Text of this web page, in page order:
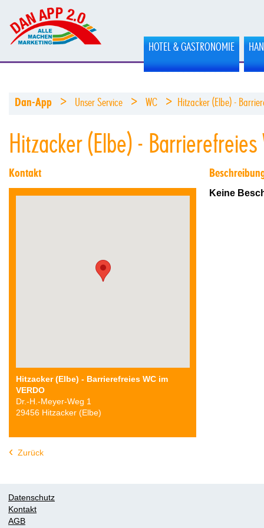
HOTEL & GASTRONOMIE
Dan-App > Unser Service > WC > Hitzacker (Elbe) -
Hitzacker (Elbe) - Barrierefreies
Kontakt
Hitzacker (Elbe) - Barrierefreies WC im
VERDO
Dr.-H.-Meyer-Weg 1
29456 Hitzacker (Elbe)
Keine
Zurück
Datenschutz
Kontakt
AGB